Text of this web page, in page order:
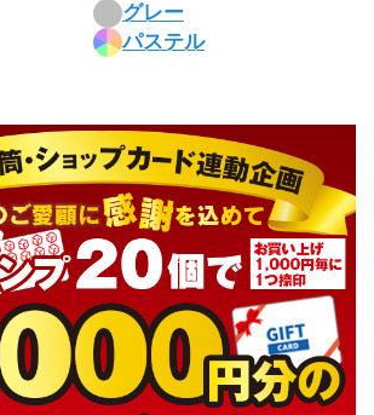
グレー
パステル